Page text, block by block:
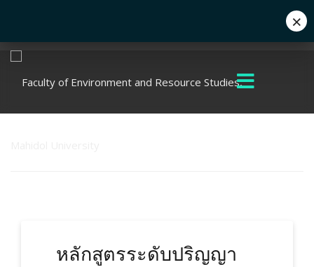
หลักสูตรระดับปริญญา
×